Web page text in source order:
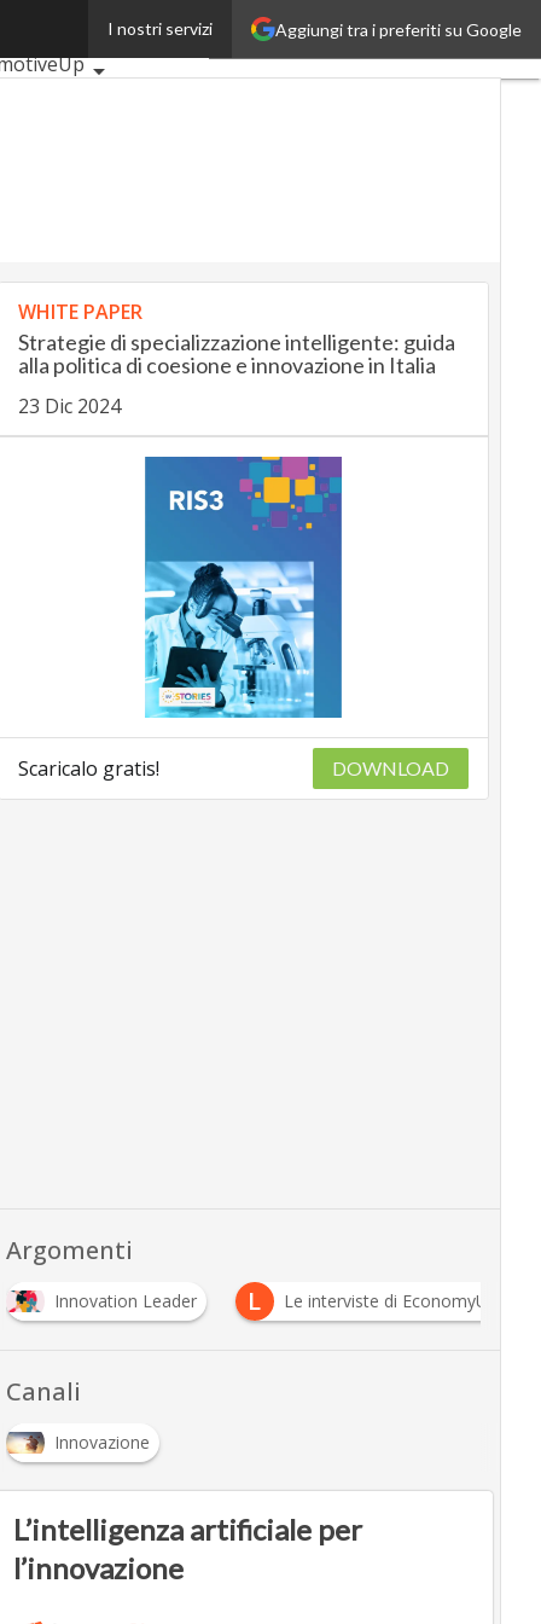
Aggiungi tra i preferiti su Google
I nostri servizi
WHITE PAPER
Strategie di specializzazione intelligente: guida
alla politica di coesione e innovazione in Italia
23 Dic 2024
Scaricalo gratis! DOWNLOAD
Argomenti
Innovation Leader L Le interviste di EconomyUp
Canali
Innovazione
L’intelligenza artificiale per
l’innovazione